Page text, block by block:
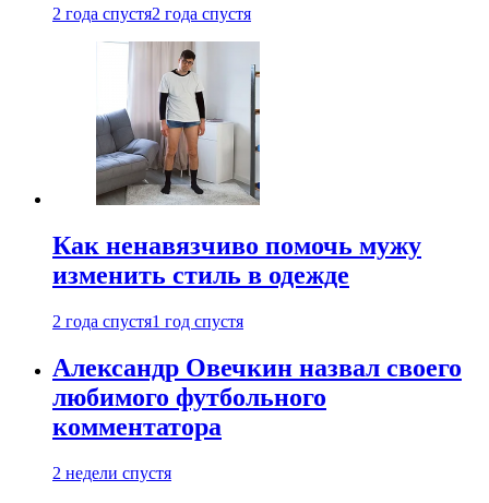
2 года спустя2 года спустя
Как ненавязчиво помочь мужу
изменить стиль в одежде
2 года спустя1 год спустя
Александр Овечкин назвал своего
любимого футбольного
комментатора
2 недели спустя